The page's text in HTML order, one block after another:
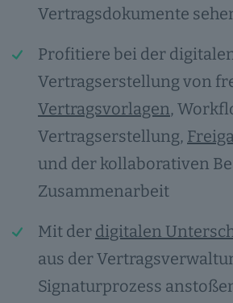
Vertragsdokumente
Profitiere bei der
Vertragserstellung von
Vertragsvorlagen,
Vertragserstellung,
und der kollaborativen
Zusammenarbeit
Mit der digitalen
aus der
Signaturprozess